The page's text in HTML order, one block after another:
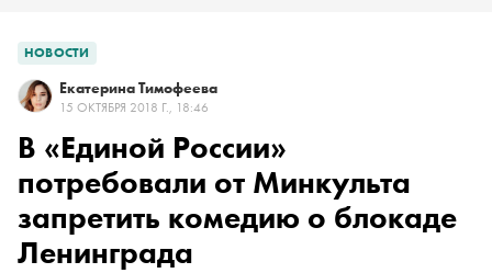
НОВОСТИ
Екатерина Тимофеева
15 ОКТЯБРЯ 2018 Г., 18:46
В «Единой России»
потребовали от Минкульта
запретить комедию о блокаде
Ленинграда